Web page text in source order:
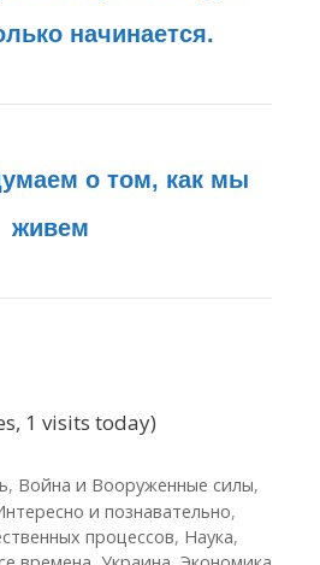
начинается.
о том, как мы
живем
1 visits today)
, Война и Вооруженные силы,
и познавательно,
процессов, Наука,